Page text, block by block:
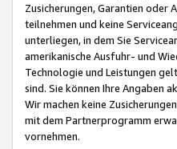
Zusicherungen, Garantien oder
teilnehmen und keine
unterliegen, in dem Sie
amerikanische Ausfuhr- und
Technologie und Leistungen
sind. Sie können Ihre Angaben
Wir machen keine
mit dem Partnerprogramm
vornehmen.